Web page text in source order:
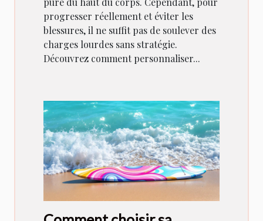
progresser réellement et éviter les
blessures, il ne suffit pas de soulever des
charges lourdes sans stratégie.
Découvrez comment personnaliser...